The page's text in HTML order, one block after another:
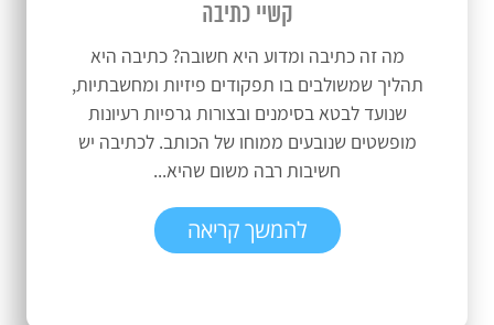
קשיי כתיבה
מה זה כתיבה ומדוע היא חשובה? כתיבה היא
תהליך שמשולבים בו תפקודים פיזיות ומחשבתיות,
שנועד לבטא בסימנים ובצורות גרפיות רעיונות
מופשטים שנובעים ממוחו של הכותב. לכתיבה יש
חשיבות רבה משום שהיא...
להמשך קריאה